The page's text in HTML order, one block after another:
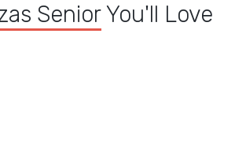
SeniorYou'll Love